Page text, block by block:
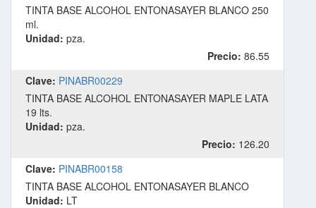
TINTA BASE ALCOHOL ENTONASAYER BLANCO 250
ml.
Unidad: pza.
Precio: 86.55
Clave: PINABR00229
TINTA BASE ALCOHOL ENTONASAYER MAPLE LATA
19 lts.
Unidad: pza.
Precio: 126.20
Clave: PINABR00158
TINTA BASE ALCOHOL ENTONASAYER BLANCO
Unidad: LT